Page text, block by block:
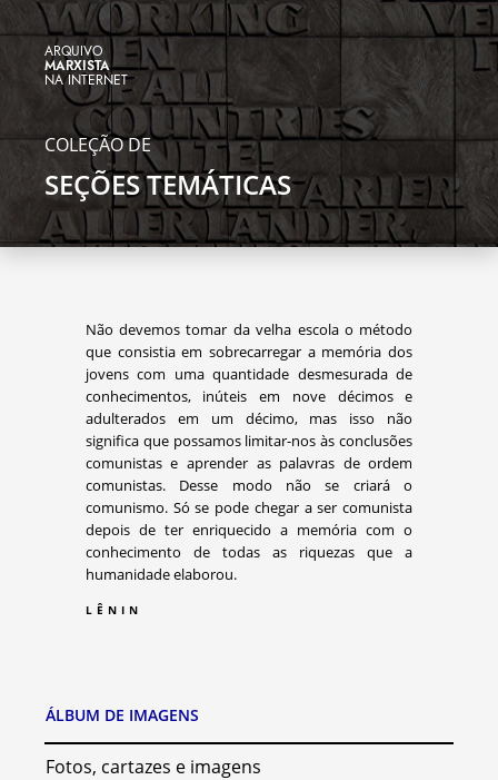
ARQUIVO
MARXISTA
NA INTERNET
COLEÇÃO DE
SEÇÕES TEMÁTICAS
Não devemos tomar da velha escola o método
que consistia em sobrecarregar a memória dos
jovens com uma quantidade desmesurada de
conhecimentos, inúteis em nove décimos e
adulterados em um décimo, mas isso não
significa que possamos limitar-nos às conclusões
comunistas e aprender as palavras de ordem
comunistas. Desse modo não se criará o
comunismo. Só se pode chegar a ser comunista
depois de ter enriquecido a memória com o
conhecimento de todas as riquezas que a
humanidade elaborou.
LÊNIN
ÁLBUM DE IMAGENS
Fotos, cartazes e imagens